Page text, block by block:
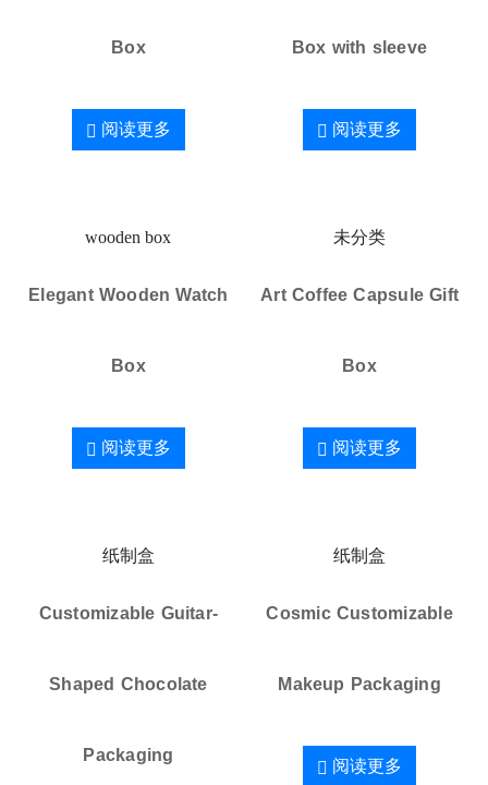
Box
阅读更多
Box with sleeve
阅读更多
wooden box
Elegant Wooden Watch
Box
阅读更多
未分类
Art Coffee Capsule Gift
Box
阅读更多
纸制盒
Customizable Guitar-
Shaped Chocolate
Packaging
纸制盒
Cosmic Customizable
Makeup Packaging
阅读更多